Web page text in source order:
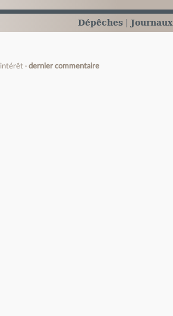
Dépêches Journaux
intérêt dernier commentaire